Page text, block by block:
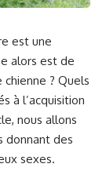
est une
alors est de
chienne ? Quels
à l’acquisition
nous allons
donnant des
sexes.